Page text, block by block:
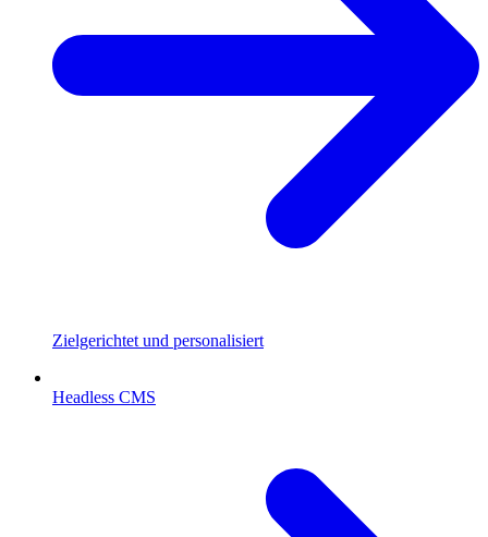
Zielgerichtet und personalisiert
Headless CMS